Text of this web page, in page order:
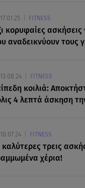
Γιορτάζει 20 χρόνια και
- Κουτσουμπής:
Μυκόνου
άνοιξε πυρ σε
νεκροί
17.01.25 FITNESS
κορυφαίες ασκήσεις
αναδεικνύουν τους
13.08.24 FITNESS
κοιλιά:
4 λεπτά άσκηση
10.07.24 FITNESS
καλύτερες τρεις
χέρια!